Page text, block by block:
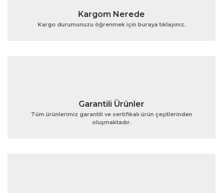
Ürün açıklamasında eksik bilgiler bulunuyor.
Gönder
Kargom Nerede
Kargo durumunuzu öğrenmek için buraya tıklayınız.
Garantili Ürünler
Tüm ürünlerimiz garantili ve sertifikalı ürün çeşitlerinden
oluşmaktadır.